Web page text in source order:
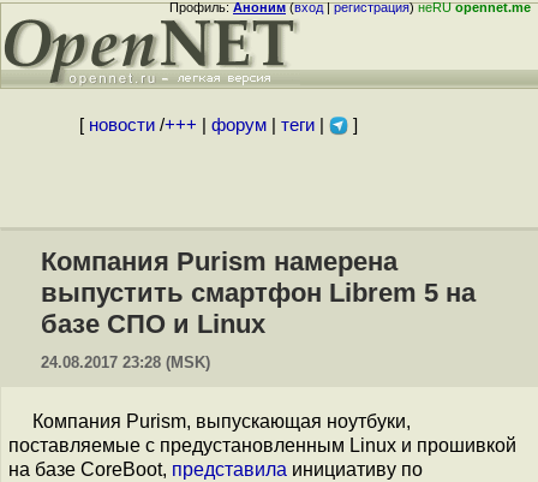
Профиль:Аноним(вход|регистрация)неRUopennet.me
[ новости/+++ форум| теги| ]
Компания Purism намерена
выпустить смартфон Librem 5 на
базе СПО и Linux
24.08.2017 23:28 (MSK)
Компания Purism, выпускающая ноутбуки,
поставляемые с предустановленным Linux и прошивкой
на базе CoreBoot, представила инициативу по